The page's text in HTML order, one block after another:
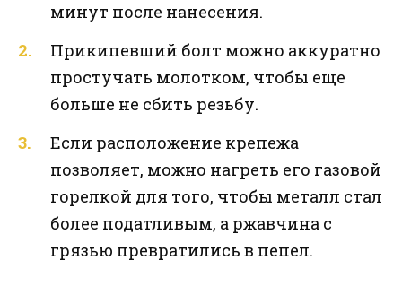
минут после нанесения.
Прикипевший болт можно аккуратно
простучать молотком, чтобы еще
больше не сбить резьбу.
Если расположение крепежа
позволяет, можно нагреть его газовой
горелкой для того, чтобы металл стал
более податливым, а ржавчина с
грязью превратились в пепел.